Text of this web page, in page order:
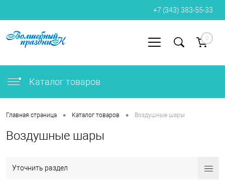
+7 (343) 383-55-33
0
Каталог товаров
Главная страница • Каталог товаров • Воздушные шары
Воздушные шары
Уточнить раздел